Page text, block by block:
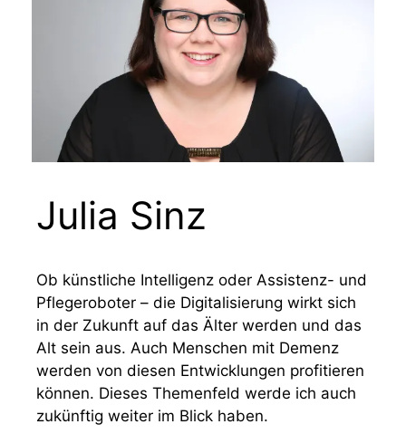
Julia Sinz
Ob künstliche Intelligenz oder Assistenz- und
Pflegeroboter – die Digitalisierung wirkt sich
in der Zukunft auf das Älter werden und das
Alt sein aus. Auch Menschen mit Demenz
werden von diesen Entwicklungen profitieren
können. Dieses Themenfeld werde ich auch
zukünftig weiter im Blick haben.